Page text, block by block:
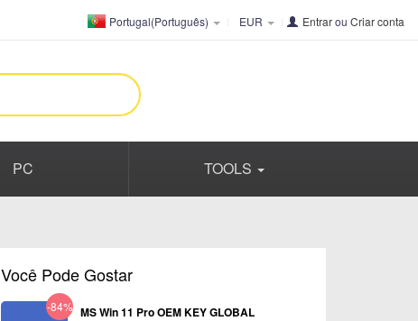
Portugal(Português) EUR Entrarou Criar conta
PC TOOLS
Você Pode Gostar
-84% MS Win 11 Pro OEM KEY GLOBAL